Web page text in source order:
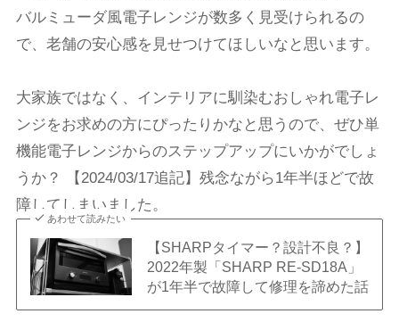
バルミューダ風電子レンジが数多く見受けられるの
で、老舗の安心感を見せつけてほしいなと思います。
大家族ではなく、インテリアに馴染むおしゃれ電子レ
ンジをお求めの方にぴったりかなと思うので、ぜひ単
機能電子レンジからのステップアップにいかがでしょ
うか？ 【2024/03/17追記】残念ながら1年半ほどで故
障してしまいました。
あわせて読みたい
【SHARPタイマー？設計不良？】
2022年製「SHARP RE-SD18A」
が1年半で故障して修理を諦めた話